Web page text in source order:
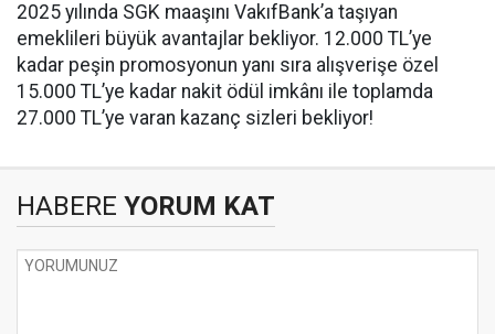
2025 yılında SGK maaşını VakıfBank’a taşıyan
emeklileri büyük avantajlar bekliyor. 12.000 TL’ye
kadar peşin promosyonun yanı sıra alışverişe özel
15.000 TL’ye kadar nakit ödül imkânı ile toplamda
27.000 TL’ye varan kazanç sizleri bekliyor!
HABERE YORUM KAT